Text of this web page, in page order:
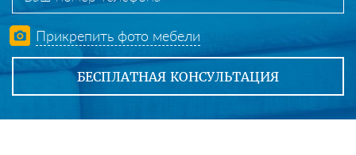
Прикрепить фото мебели